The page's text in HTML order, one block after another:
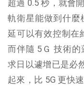
超過 0.5 秒，就會
軌衛星能做到什
延可以有效控制在
而伴隨 5Ｇ 技術
求日以遽增已是必
起來，比 5G 更快